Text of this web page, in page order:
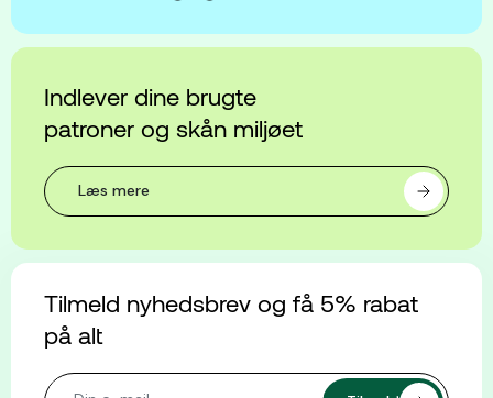
Indlever dine brugte
patroner og skån miljøet
Læs mere
Tilmeld nyhedsbrev og få 5% rabat
på alt